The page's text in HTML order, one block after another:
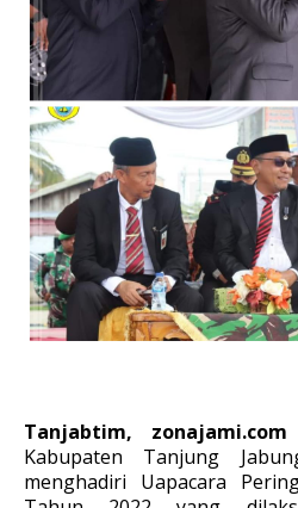
Tanjabtim,
Kabupaten Tanjung
menghadiri Uapacara